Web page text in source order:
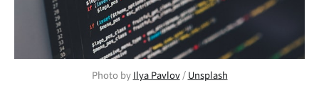
Photo by Ilya Pavlov / Unsplash